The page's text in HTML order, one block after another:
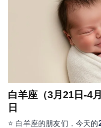
白羊座（3月21日-4
日
⭐ 白羊座的朋友们，今天的